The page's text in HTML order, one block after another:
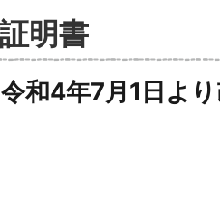
明書
和4年7月1日よ